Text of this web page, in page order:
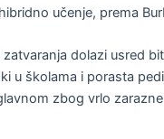
učenje, prema
zatvaranja dolazi usred
u školama i porasta
zbog vrlo